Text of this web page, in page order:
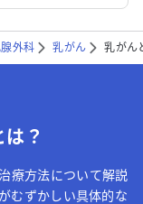
外科 乳がん 乳がん
？
療方法について解説
むずかしい具体的な